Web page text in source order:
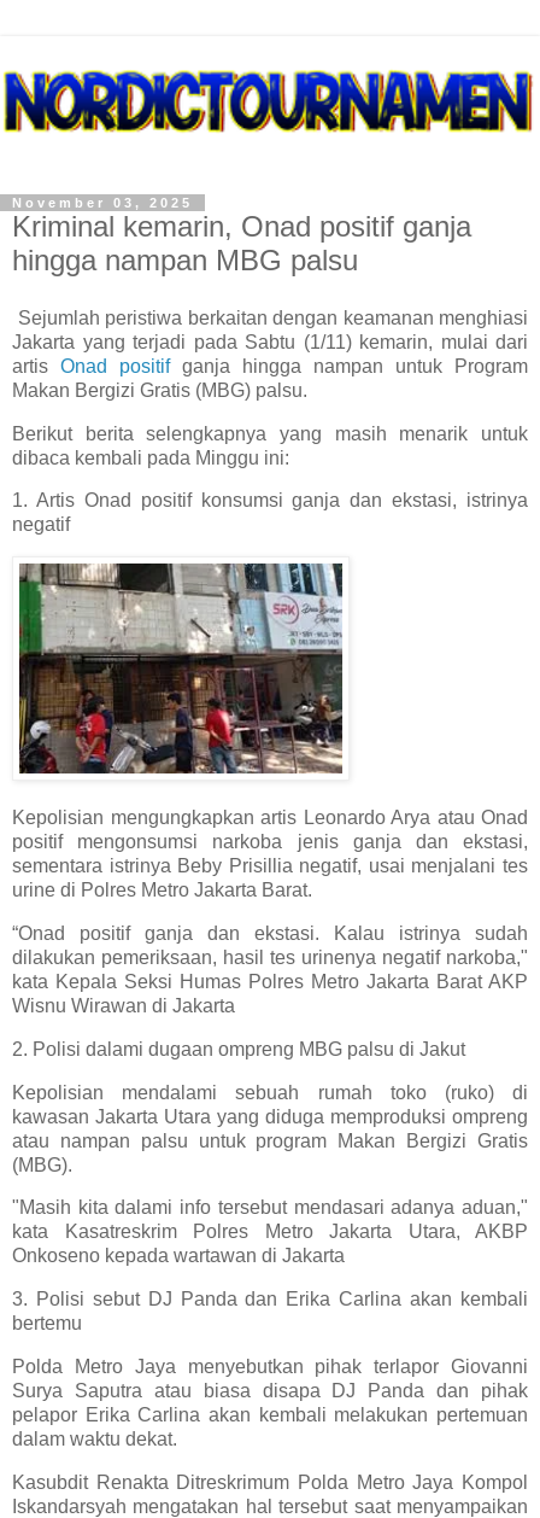
November 03, 2025
Kriminal kemarin, Onad positif ganja
hingga nampan MBG palsu
Sejumlah peristiwa berkaitan dengan keamanan menghiasi
Jakarta yang terjadi pada Sabtu (1/11) kemarin, mulai dari
artis Onad positif ganja hingga nampan untuk Program
Makan Bergizi Gratis (MBG) palsu.
Berikut berita selengkapnya yang masih menarik untuk
dibaca kembali pada Minggu ini:
1. Artis Onad positif konsumsi ganja dan ekstasi, istrinya
negatif
Kepolisian mengungkapkan artis Leonardo Arya atau Onad
positif mengonsumsi narkoba jenis ganja dan ekstasi,
sementara istrinya Beby Prisillia negatif, usai menjalani tes
urine di Polres Metro Jakarta Barat.
“Onad positif ganja dan ekstasi. Kalau istrinya sudah
dilakukan pemeriksaan, hasil tes urinenya negatif narkoba,"
kata Kepala Seksi Humas Polres Metro Jakarta Barat AKP
Wisnu Wirawan di Jakarta
2. Polisi dalami dugaan ompreng MBG palsu di Jakut
Kepolisian mendalami sebuah rumah toko (ruko) di
kawasan Jakarta Utara yang diduga memproduksi ompreng
atau nampan palsu untuk program Makan Bergizi Gratis
(MBG).
"Masih kita dalami info tersebut mendasari adanya aduan,"
kata Kasatreskrim Polres Metro Jakarta Utara, AKBP
Onkoseno kepada wartawan di Jakarta
3. Polisi sebut DJ Panda dan Erika Carlina akan kembali
bertemu
Polda Metro Jaya menyebutkan pihak terlapor Giovanni
Surya Saputra atau biasa disapa DJ Panda dan pihak
pelapor Erika Carlina akan kembali melakukan pertemuan
dalam waktu dekat.
Kasubdit Renakta Ditreskrimum Polda Metro Jaya Kompol
Iskandarsyah mengatakan hal tersebut saat menyampaikan